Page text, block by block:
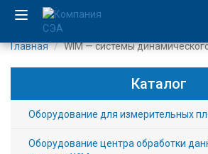
Главная WIM — системы
Каталог
Оборудование для измерительных
Оборудование центра обработки